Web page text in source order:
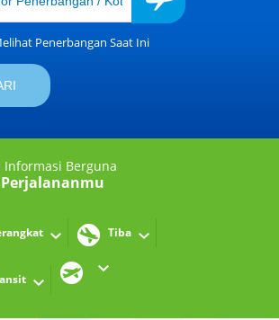
Penerbangan Saat Ini
Informasi Berguna
Tiba